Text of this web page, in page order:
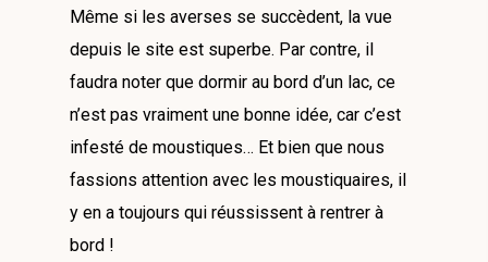
Même si les averses se succèdent, la vue
depuis le site est superbe. Par contre, il
faudra noter que dormir au bord d’un lac, ce
n’est pas vraiment une bonne idée, car c’est
infesté de moustiques… Et bien que nous
fassions attention avec les moustiquaires, il
y en a toujours qui réussissent à rentrer à
bord !